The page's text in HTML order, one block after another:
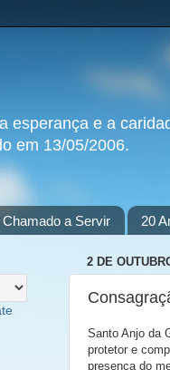
esperança e a
em 13/05/2006.
a Servir 20
2 DE
Santo Anjo da
protetor e
presença do